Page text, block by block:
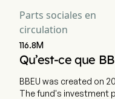
Parts sociales en
circulation
116.8M
Qu’est-ce que
BBEU was created on
The fund's investment